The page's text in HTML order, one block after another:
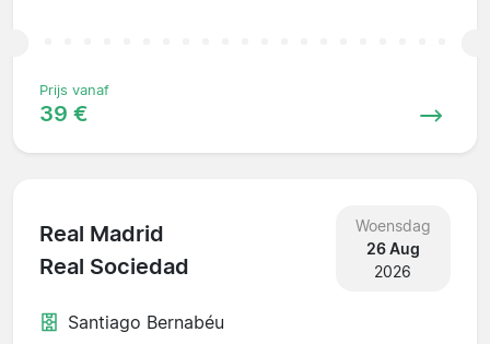
Prijs vanaf
39 €
Real Madrid
Real Sociedad
Woensdag
26 Aug
2026
Santiago Bernabéu